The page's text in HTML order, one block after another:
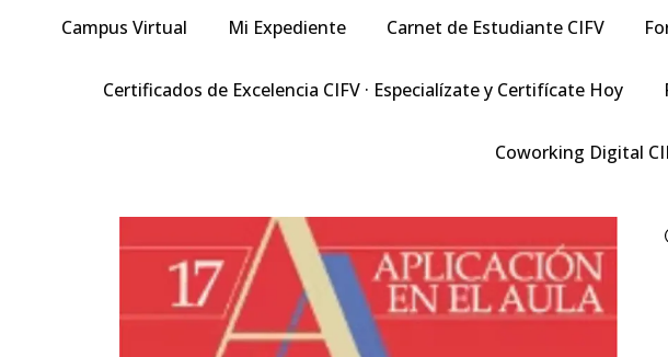
Campus Virtual Mi Expediente Carnet de Estudiante CIFV
Certificados de Excelencia CIFV · Especialízate y Certifícate Hoy
Coworking Digital